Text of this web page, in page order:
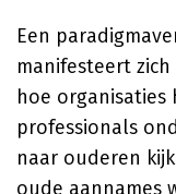
Een
manifesteert
hoe
professionals
naar ouderen
oude aannames